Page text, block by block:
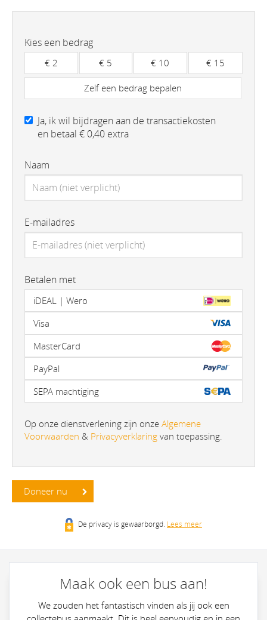
Kies een bedrag
€ 2 € 5 € 10 € 15
Zelf een bedrag bepalen
Ja, ik wil bijdragen aan de transactiekosten
en betaal € 0,40 extra
Naam
E-mailadres
Betalen met
iDEAL | Wero
Visa
MasterCard
PayPal
SEPA machtiging
Op onze dienstverlening zijn onze Algemene
Voorwaarden & Privacyverklaring van toepassing.
Doneer nu
De privacy is gewaarborgd. Lees meer
Maak ook een bus aan!
We zouden het fantastisch vinden als jij ook een